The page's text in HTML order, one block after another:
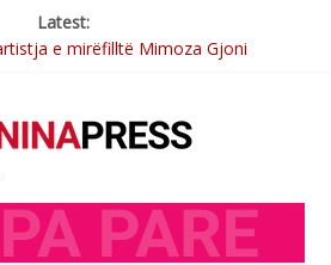
Latest:
e mirëfilltë Mimoza Gjoni
i respektuar i çeshtjës kombëtare